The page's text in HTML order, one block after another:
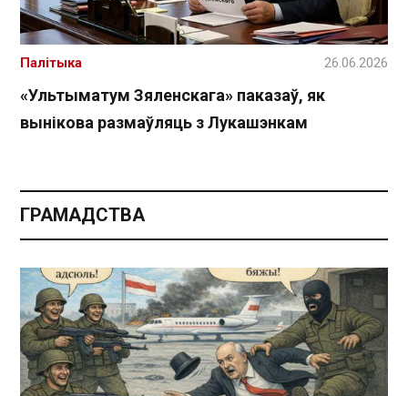
«Ультыматум Зяленскага» паказаў, як
вынікова размаўляць з Лукашэнкам
Палітыка 26.06.2026
ГРАМАДСТВА